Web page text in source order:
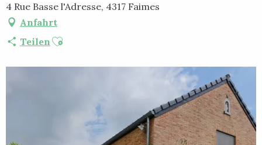
4 Rue Basse l'Adresse, 4317 Faimes
Anfahrt
Teilen Ajouter aux favoris